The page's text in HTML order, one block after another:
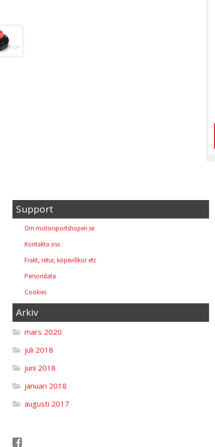
Support
Om motorsportshopen.se
Kontakta oss
Frakt, retur, köpevillkor etc
Persondata
Cookies
Arkiv
mars 2020
juli 2018
juni 2018
januari 2018
augusti 2017